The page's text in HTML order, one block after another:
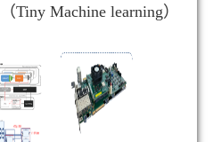
Tiny Machine learning）